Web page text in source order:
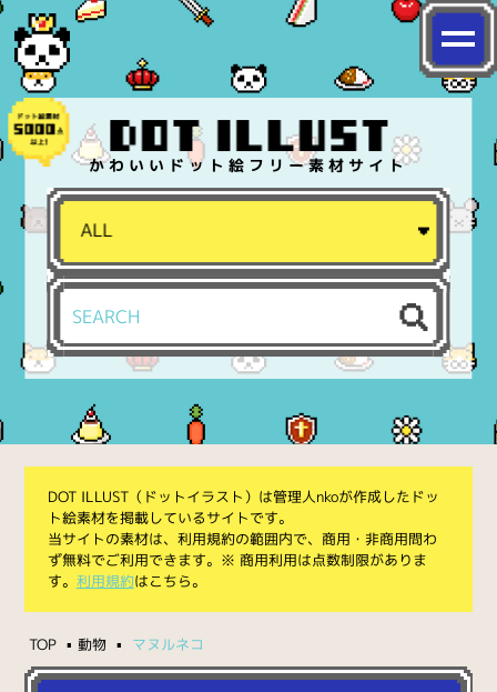
かわいいドット絵フリー素材サイト
DOT ILLUST（ドットイラスト）は管理人nkoが作成したドッ
ト絵素材を掲載しているサイトです。
当サイトの素材は、利用規約の範囲内で、商用・非商用問わ
ず無料でご利用できます。※ 商用利用は点数制限がありま
す。 利用規約はこちら。
TOP 動物 マヌルネコ